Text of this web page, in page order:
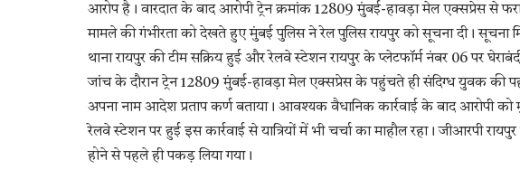
आरोप है। वारदात के बाद आरोपी ट्रेन क्रमांक 12809 मुंबई-हावड़ा मेल एक्सप्रेस से
मामले की गंभीरता को देखते हुए मुंबई पुलिस ने रेल पुलिस रायपुर को सूचना दी। सूचना
थाना रायपुर की टीम सक्रिय हुई और रेलवे स्टेशन रायपुर के प्लेटफॉर्म नंबर 06 पर
जांच के दौरान ट्रेन 12809 मुंबई-हावड़ा मेल एक्सप्रेस के पहुंचते ही संदिग्ध युवक की
अपना नाम आदेश प्रताप कर्ण बताया। आवश्यक वैधानिक कार्रवाई के बाद आरोपी को
रेलवे स्टेशन पर हुई इस कार्रवाई से यात्रियों में भी चर्चा का माहौल रहा। जीआरपी
होने से पहले ही पकड़ लिया गया।